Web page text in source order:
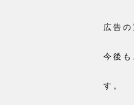
広告
今後
す。